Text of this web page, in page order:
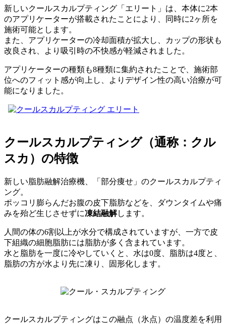
新しいクールスカルプティング「エリート」は、本体に2本
のアプリケーターが搭載されたことにより、同時に2ヶ所を
施術可能とします。
また、アプリケーターの冷却面積が拡大し、カップの形状も
改良され、より吸引時の不快感が軽減されました。
アプリケーターの種類も8種類に集約されたことで、施術部
位へのフィット感が向上し、よりデザイン性の高い治療が可
能になりました。
クールスカルプティング（通称：クル
スカ）の特徴
新しい脂肪融解治療機、「部分痩せ」のクールスカルプティ
ング。
ポッコリ膨らんだお腹の皮下脂肪などを、ダウンタイムや痛
みを殆ど生じさせずに凍結融解します。
人間の体の6割以上が水分で構成されていますが、一方で皮
下組織の細胞脂肪には脂肪が多く含まれています。
水と脂肪を一度に冷やしていくと、水は0度、脂肪は4度と、
脂肪の方が水より先に凍り、固形化します。
クールスカルプティングはこの融点（氷点）の温度差を利用